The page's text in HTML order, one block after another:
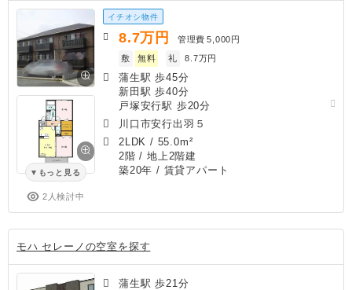
もっと見る
2人検討中
イチオシ物件
8.7万円 管理費 5,000円
敷
無料 礼 8.7万円
蒲生駅 歩45分
新田駅 歩40分
戸塚安行駅 歩20分
川口市安行出羽５
2LDK / 55.0m²
2階 / 地上2階建
築20年 / 賃貸アパート
モハ セレーノの空室を探す
蒲生駅 歩21分